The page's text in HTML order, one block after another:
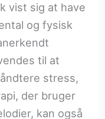
vist sig at have
og fysisk
til at
stress,
der bruger
kan også